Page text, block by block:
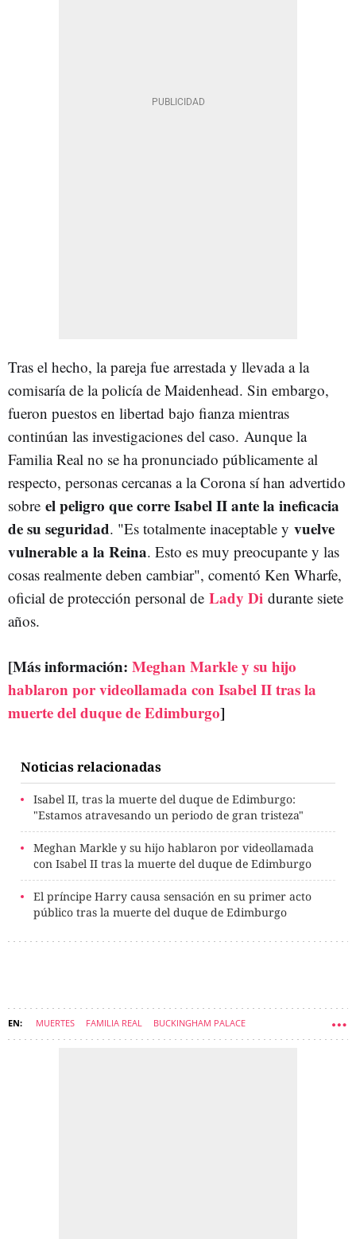
Tras el hecho, la pareja fue arrestada y llevada a la
comisaría de la policía de Maidenhead. Sin embargo,
fueron puestos en libertad bajo fianza mientras
continúan las investigaciones del caso. Aunque la
Familia Real no se ha pronunciado públicamente al
respecto, personas cercanas a la Corona sí han advertido
sobre el peligro que corre Isabel II ante la ineficacia
de su seguridad. "Es totalmente inaceptable y vuelve
vulnerable a la Reina. Esto es muy preocupante y las
cosas realmente deben cambiar", comentó Ken Wharfe,
oficial de protección personal de Lady Di durante siete
años.
[Más información: Meghan Markle y su hijo
hablaron por videollamada con Isabel II tras la
muerte del duque de Edimburgo]
Noticias relacionadas
Isabel II, tras la muerte del duque de Edimburgo:
"Estamos atravesando un periodo de gran tristeza"
Meghan Markle y su hijo hablaron por videollamada
con Isabel II tras la muerte del duque de Edimburgo
El príncipe Harry causa sensación en su primer acto
público tras la muerte del duque de Edimburgo
MUERTES FAMILIA REAL BUCKINGHAM PALACE